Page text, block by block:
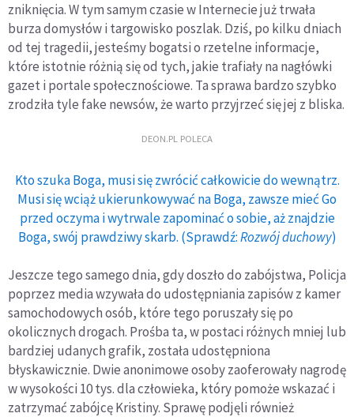
zniknięcia. W tym samym czasie w Internecie już trwała
burza domysłów i targowisko poszlak. Dziś, po kilku dniach
od tej tragedii, jesteśmy bogatsi o rzetelne informacje,
które istotnie różnią się od tych, jakie trafiały na nagłówki
gazet i portale społecznościowe. Ta sprawa bardzo szybko
zrodziła tyle fake newsów, że warto przyjrzeć się jej z bliska.
DEON.PL POLECA
Kto szuka Boga, musi się zwrócić całkowicie do wewnątrz.
Musi się wciąż ukierunkowywać na Boga, zawsze mieć Go
przed oczyma i wytrwale zapominać o sobie, aż znajdzie
Boga, swój prawdziwy skarb. (Sprawdź:Rozwój duchowy)
Jeszcze tego samego dnia, gdy doszło do zabójstwa, Policja
poprzez media wzywała do udostępniania zapisów z kamer
samochodowych osób, które tego poruszały się po
okolicznych drogach. Prośba ta, w postaci różnych mniej lub
bardziej udanych grafik, została udostępniona
błyskawicznie. Dwie anonimowe osoby zaoferowały nagrodę
w wysokości 10 tys. dla człowieka, który pomoże wskazać i
zatrzymać zabójcę Kristiny. Sprawę podjęli również